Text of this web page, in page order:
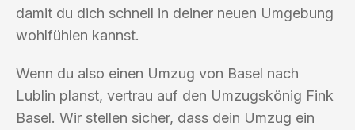
damit du dich schnell in deiner neuen Umgebung
wohlfühlen kannst.
Wenn du also einen Umzug von Basel nach
Lublin planst, vertrau auf den Umzugskönig Fink
Basel. Wir stellen sicher, dass dein Umzug ein